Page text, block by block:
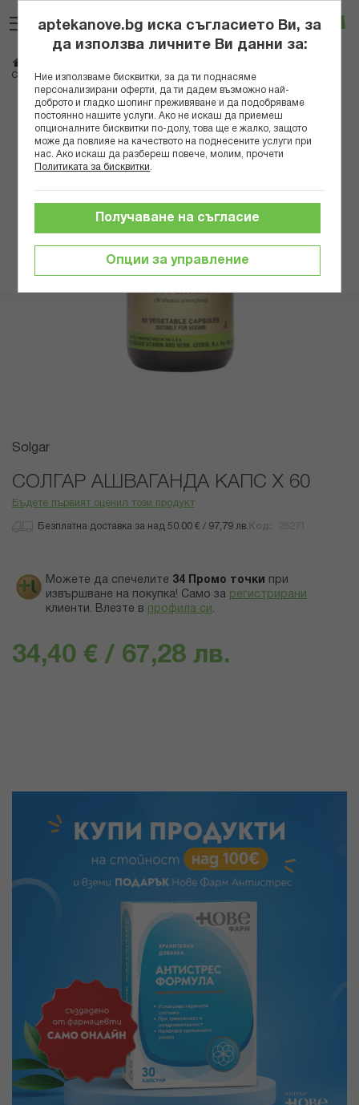
към
съдържанието
Вход
СОЛГАР АШВАГАНДА КАПС Х 60
Преминете
края
Преминете
началото
Solgar
СОЛГАР АШВАГАНДА КАПС Х 60
Бъдете първият оценил този продукт
Безплатна доставка за над 50.00 € / 97,79 лв.
Можете да спечелите 34 Промо точки
при
извършване на покупка! Само за регистрирани
клиенти. Влезте в профила си .
34,40 € / 67,28 лв.
aptekanove.bg иска съгласието Ви, за
да използва личните Ви данни за:
Ние използваме бисквитки, за да ти поднасяме
персонализирани оферти, да ти дадем възможно най-
доброто и гладко шопинг преживяване и да подобряваме
постоянно нашите услуги. Ако не искаш да приемеш
опционалните бисквитки по-долу, това ще е жалко, защото
може да повлияе на качеството на поднесените услуги при
нас. Ако искаш да разбереш повече, молим, прочети
Политиката за бисквитки
Опции за управление
Получаване на съгласие